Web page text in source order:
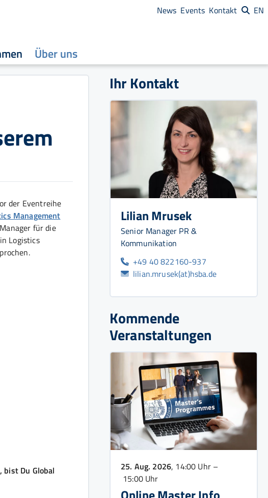
Über uns
News Events Kontakt EN
der Eventreihe
Management
für die
Logistics
bist Du Global
Ihr Kontakt
Lilian Mrusek
Senior Manager PR &
Kommunikation
+49 40 822160-937
lilian.mrusek(at)hsba.de
Kommende
Veranstaltungen
25. Aug. 2026, 14:00 Uhr –
15:00 Uhr